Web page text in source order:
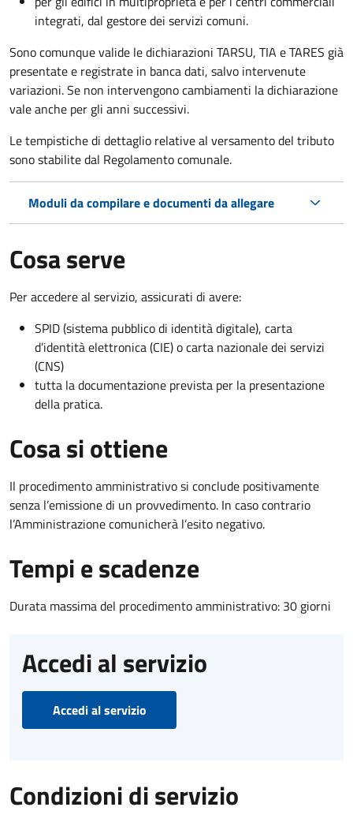
integrati, dal gestore dei servizi comuni.
Sono comunque valide le dichiarazioni TARSU, TIA e TARES già
presentate e registrate in banca dati, salvo intervenute
variazioni. Se non intervengono cambiamenti la dichiarazione
vale anche per gli anni successivi.
Le tempistiche di dettaglio relative al versamento del tributo
sono stabilite dal Regolamento comunale.
Moduli da compilare e documenti da allegare
Cosa serve
Per accedere al servizio, assicurati di avere:
SPID (sistema pubblico di identità digitale), carta
d’identità elettronica (CIE) o carta nazionale dei servizi
(CNS)
tutta la documentazione prevista per la presentazione
della pratica.
Cosa si ottiene
Il procedimento amministrativo si conclude positivamente
senza l’emissione di un provvedimento. In caso contrario
l’Amministrazione comunicherà l’esito negativo.
Tempi e scadenze
Durata massima del procedimento amministrativo: 30 giorni
Accedi al servizio
Accedi al servizio
Condizioni di servizio